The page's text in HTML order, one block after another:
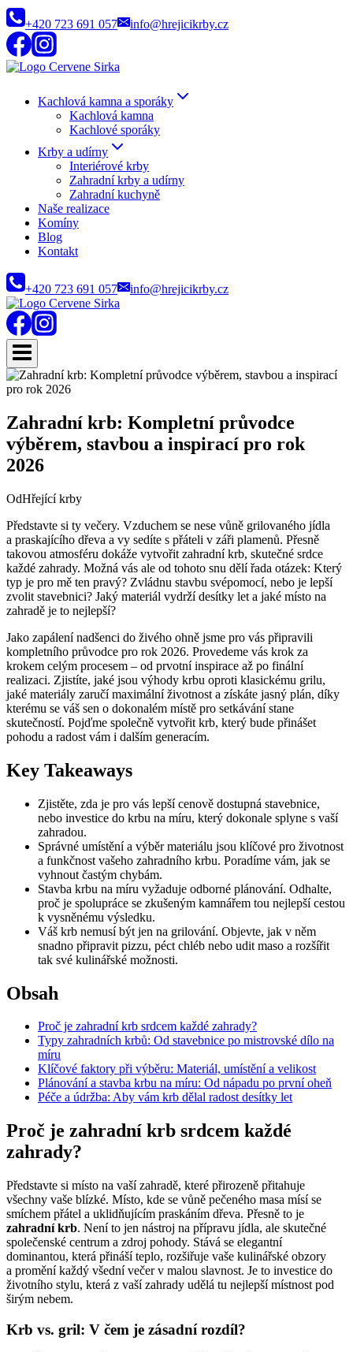
Přeskočit
na
obsah
+420 723 691 057 info@hrejicikrby.cz
Kachlová kamna a sporáky
Kachlová kamna
Kachlové sporáky
Krby a udírny
Interiérové krby
Zahradní krby a udírny
Zahradní kuchyně
Naše realizace
Komíny
Blog
Kontakt
+420 723 691 057 info@hrejicikrby.cz
Zahradní krb: Kompletní průvodce
výběrem, stavbou a inspirací pro rok
2026
OdHřející krby
Představte si ty večery. Vzduchem se nese vůně grilovaného jídla
a praskajícího dřeva a vy sedíte s přáteli v záři plamenů. Přesně
takovou atmosféru dokáže vytvořit zahradní krb, skutečné srdce
každé zahrady. Možná vás ale od tohoto snu dělí řada otázek: Který
typ je pro mě ten pravý? Zvládnu stavbu svépomocí, nebo je lepší
zvolit stavebnici? Jaký materiál vydrží desítky let a jaké místo na
zahradě je to nejlepší?
Jako zapálení nadšenci do živého ohně jsme pro vás připravili
kompletního průvodce pro rok 2026. Provedeme vás krok za
krokem celým procesem – od prvotní inspirace až po finální
realizaci. Zjistíte, jaké jsou výhody krbu oproti klasickému grilu,
jaké materiály zaručí maximální životnost a získáte jasný plán, díky
kterému se váš sen o dokonalém místě pro setkávání stane
skutečností. Pojďme společně vytvořit krb, který bude přinášet
pohodu a radost vám i dalším generacím.
Key Takeaways
Zjistěte, zda je pro vás lepší cenově dostupná stavebnice,
nebo investice do krbu na míru, který dokonale splyne s vaší
zahradou.
Správné umístění a výběr materiálu jsou klíčové pro životnost
a funkčnost vašeho zahradního krbu. Poradíme vám, jak se
vyhnout častým chybám.
Stavba krbu na míru vyžaduje odborné plánování. Odhalte,
proč je spolupráce se zkušeným kamnářem tou nejlepší cestou
k vysněnému výsledku.
Váš krb nemusí být jen na grilování. Objevte, jak v něm
snadno připravit pizzu, péct chléb nebo udit maso a rozšířit
tak své kulinářské možnosti.
Obsah
Proč je zahradní krb srdcem každé zahrady?
Typy zahradních krbů: Od stavebnice po mistrovské dílo na
míru
Klíčové faktory při výběru: Materiál, umístění a velikost
Plánování a stavba krbu na míru: Od nápadu po první oheň
Péče a údržba: Aby vám krb dělal radost desítky let
Proč je zahradní krb srdcem každé
zahrady?
Představte si místo na vaší zahradě, které přirozeně přitahuje
všechny vaše blízké. Místo, kde se vůně pečeného masa mísí se
smíchem přátel a uklidňujícím praskáním dřeva. Přesně to je
zahradní krb. Není to jen nástroj na přípravu jídla, ale skutečné
společenské centrum a zdroj pohody. Stává se elegantní
dominantou, která přináší teplo, rozšiřuje vaše kulinářské obzory
a promění každý všední večer v malou slavnost. Je to investice do
životního stylu, která z vaší zahrady udělá tu nejlepší místnost pod
širým nebem.
Krb vs. gril: V čem je zásadní rozdíl?